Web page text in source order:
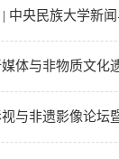
中央民族大学新
体与非物质文化
与非遗影像论坛